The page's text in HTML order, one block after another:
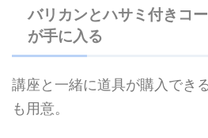
バリカンとハサミ付きコ
が手に入る
講座と一緒に道具が購入でき
も用意。